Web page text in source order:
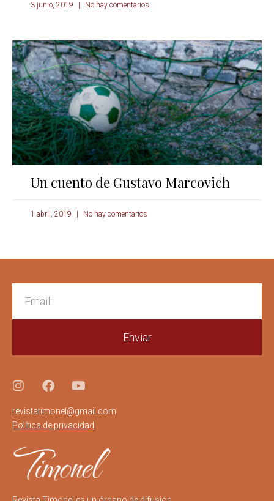
3 junio, 2019 No hay comentarios
Un cuento de Gustavo Marcovich
1 abril, 2019 No hay comentarios
Enviar
revistatimonel@gmail.com
Política de privacidad